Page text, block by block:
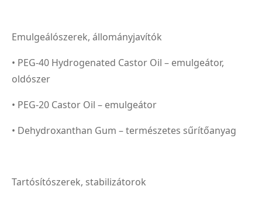
Emulgeálószerek, állományjavítók
• PEG-40 Hydrogenated Castor Oil – emulgeátor,
oldószer
• PEG-20 Castor Oil – emulgeátor
• Dehydroxanthan Gum – természetes sűrítőanyag
Tartósítószerek, stabilizátorok